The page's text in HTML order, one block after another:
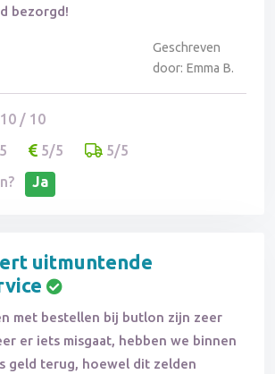
bezorgd!
Geschreven
door: Emma B.
10 / 10
5/5
5/5
Ja
uitmuntende
met bestellen bij butlon zijn zeer
er iets misgaat, hebben we binnen
geld terug, hoewel dit zelden